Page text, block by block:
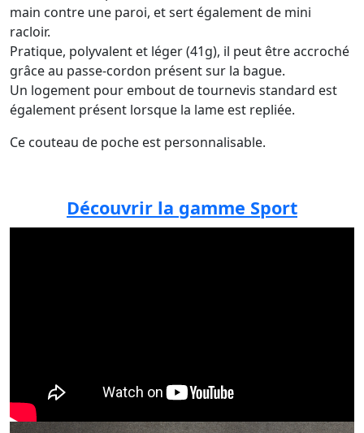
main contre une paroi, et sert également de mini
racloir.
Pratique, polyvalent et léger (41g), il peut être accroché
grâce au passe-cordon présent sur la bague.
Un logement pour embout de tournevis standard est
également présent lorsque la lame est repliée.
Ce couteau de poche est personnalisable.
Découvrir la gamme Sport